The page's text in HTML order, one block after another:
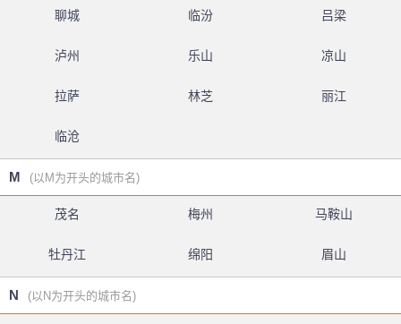
聊城 临汾 吕梁
泸州 乐山 凉山
拉萨 林芝 丽江
临沧
M (以M为开头的城市名)
茂名 梅州 马鞍山
牡丹江 绵阳 眉山
N (以N为开头的城市名)